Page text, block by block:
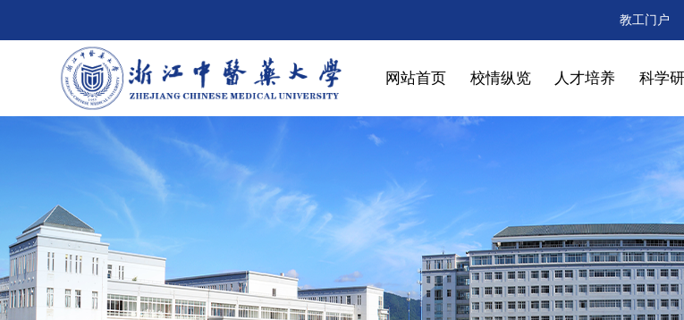
教工门户
网站首页 校情纵览 人才培养 科学